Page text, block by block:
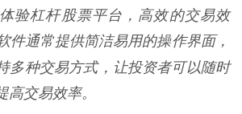
验杠杆股票平台，高效的交易效
件通常提供简洁易用的操作界面，
多种交易方式，让投资者可以随时
高交易效率。